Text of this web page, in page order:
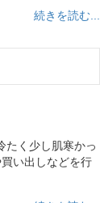
続きを読む...
たく少し肌寒かっ
い出しなどを行